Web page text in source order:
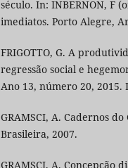
século. In: INBERNON, F
imediatos. Porto Alegre,
FRIGOTTO, G. A
regressão social e
Ano 13, número 20, 2015.
GRAMSCI, A. Cadernos
Brasileira, 2007.
GRAMSCI, A. Concepção